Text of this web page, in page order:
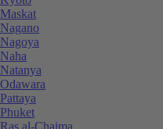
Maskat
Nagano
Nagoya
Naha
Natanya
Odawara
Pattaya
Phuket
Ras al-Chaima